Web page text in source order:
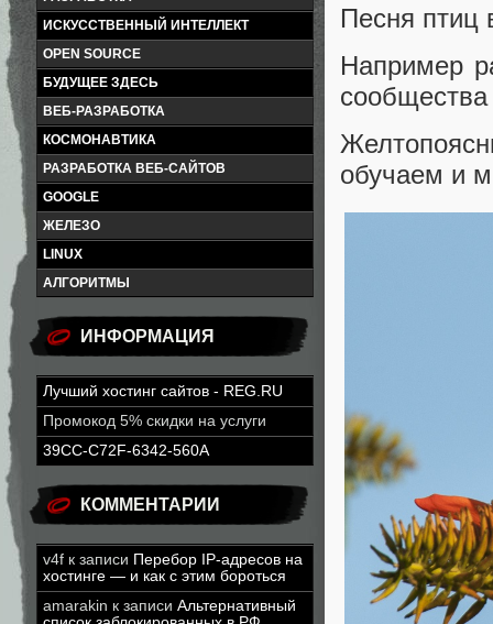
ИСКУССТВЕННЫЙ ИНТЕЛЛЕКТ
OPEN SOURCE
БУДУЩЕЕ ЗДЕСЬ
ВЕБ-РАЗРАБОТКА
КОСМОНАВТИКА
РАЗРАБОТКА ВЕБ-САЙТОВ
GOOGLE
ЖЕЛЕЗО
LINUX
АЛГОРИТМЫ
ИНФОРМАЦИЯ
Лучший хостинг сайтов - REG.RU
Промокод 5% скидки на услуги
39CC-C72F-6342-560A
КОММЕНТАРИИ
v4f к записи Перебор IP-адресов на
хостинге — и как с этим бороться
amarakin к записи Альтернативный
Песня птиц
Например
сообщества
обучаем и